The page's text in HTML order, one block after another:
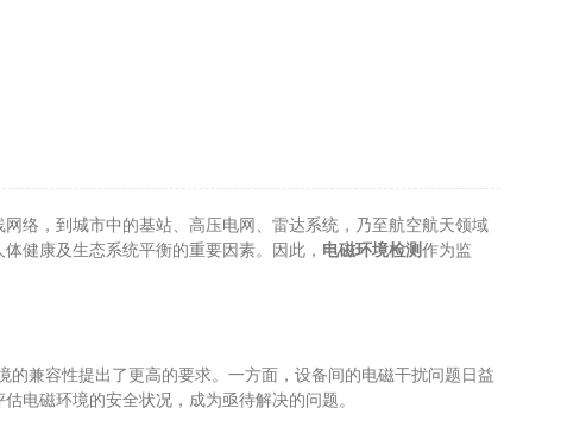
络，到城市中的基站、高压电网、雷达系统，乃至航空航天领域
健康及生态系统平衡的重要因素。因此， 电磁环境检测作为监
兼容性提出了更高的要求。一方面，设备间的电磁干扰问题日益
电磁环境的安全状况，成为亟待解决的问题。